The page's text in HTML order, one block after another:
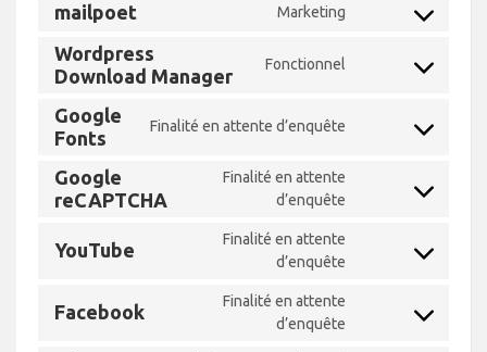
mailpoet Marketing
Consent
Wordpress
Download Manager
Fonctionnel
Consent
wordpress-
manager
Google
Fonts
Finalité en attente d’enquête
Consent
Google
reCAPTCHA
Finalité en attente
d’enquête
Consent
YouTube
Finalité en attente
d’enquête
Consent
Facebook
Finalité en attente
d’enquête
Consent